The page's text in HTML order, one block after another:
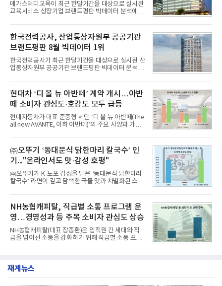
메가스터디교육이 최근 한달기간을 대상으로 실시된
교육서비스 상장기업 브랜드평판 빅데이터 분석에서
일 한국기업평판연구소(소장 구창환)는 국내 교육서
비스 상장기업 브랜드를 대상으로 지난 7월 7일부터
8월 7일까지 수집된 소비자 빅데이터 10,074,233건
을 분석한 결과, 메가스터디교육이 브랜드평판지수
1,710,926을 기록하며 8월 1위에 올랐다고 밝혔다.
분석에 활용된 빅데이터는 지난 7월(9,491,206건) 대
비 6.14% 증가한 수치로, 교육서비스 상장기업 브랜
디교육, 대교, 디지
한국전력공사, 산업통상자원부 공공기관
브랜드평판 8월 빅데이터 1위
한국전력공사가 최근 한달기간을 대상으로 실시된 산
업통상자원부 공공기관 브랜드평판 빅데이터 분석에
이 순으로 뒤를 이었다.7일 한국기업평판연구소(소장
구창환)는 산업통상자원부 공공기관 41개 브랜드를
대상으로 지난 7월 7일부터 8월 7일까지 수집된 소비
자 빅데이터 91,102,549건을 분석한 결과, 한국전력
공사가 브랜드평판지수 10,670,633을 기록하며 8월
1위에 올랐다고 밝혔다. 분석에 활용된 빅데이터는 지
난 7월(88,893,823건) 대비 2.48% 증가한 수치다.연
수력원자력, 한국석
현대차 ‘디 올 뉴 아반떼’ 계약 개시…아반
떼 소비자 관심도·호감도 모두 급등
현대자동차가 대표 준중형 세단 ‘디 올 뉴 아반떼(The
all new AVANTE, 이하 아반떼)’의 주요 사양과 가격
떼는 6년 만에 선보이는 8세대 완전변경 모델로, ▲정
교한 선과 면을 중심으로 완성한 파격적인 디자인 ▲
과거 중형 세단 수준으로 확대된 차체 제원 ▲글로벌
최고 수준의 안전성 ▲성능과 효율을 동시에 높인 주
행 완성도 ▲첨단 편의 및 디지털 사양 적용 등을 통해
글로벌 준중형 세단의 새로운 기준을 세웠다.아반떼
는 가솔린 2.0과 1.6 하이브리드 두 가지 파워트레인
넘
㈜오뚜기 ‘동대문식 닭한마리 칼국수’ 인
기..."온라인서도 맛·감성 호평"
㈜오뚜기가 K-노포 감성을 담은 ‘동대문식 닭한마리
칼국수’ 라면이 깊고 담백한 국물 맛과 차별화된 스토
혔다.‘동대문식 닭한마리 칼국수’는 예상을 뛰어넘는
소비자 호응에 힘입어 지난 7월 13일 첫 선을 보인 지
단 18일 만에 누적 판매량 50만 개를 돌파하는 성과를
거두었다.이번 신제품은 개발진이 전국의 닭한마리
전문점을 직접 찾아 다니며 최적의 육수 비율을 완성
했다. 자극적이지 않으면서도 깊은 닭육수에 마늘의
개운한 풍미를 더했으며, 국물이 잘 배어들면서도 쫄
서도
NH농협캐피탈, 직급별 소통 프로그램 운
영…경영성과 등 주목 소비자 관심도 상승
NH농협캐피탈(대표 장종환)은 임직원 간 세대와 직
급을 넘어선 소통을 강화하기 위해 직급별 소통 프로
영지원부 홍보팀과 2026년 새로이(e)＊가 공동 주관
재계뉴스